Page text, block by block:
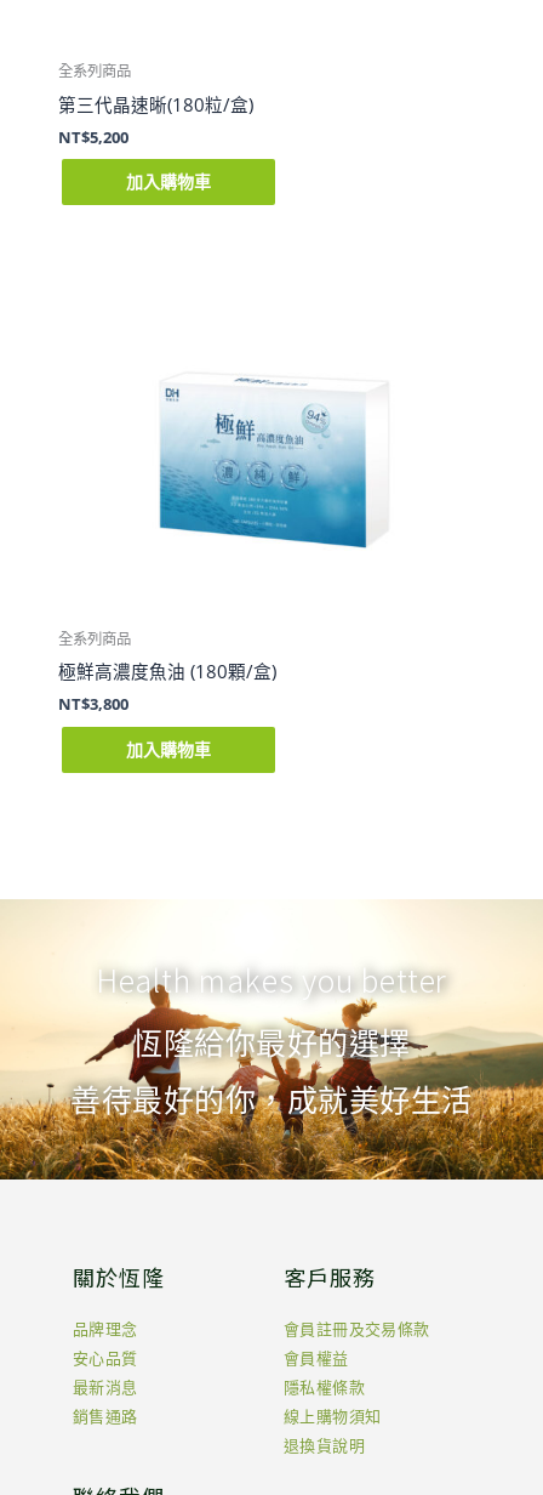
全系列商品
第三代晶速晰(180粒/盒)
NT$5,200
加入購物車
全系列商品
極鮮高濃度魚油 (180顆/盒)
NT$3,800
加入購物車
Health makes you better
恆隆給你最好的選擇
善待最好的你，成就美好生活
關於恆隆
品牌理念
安心品質
最新消息
銷售通路
客戶服務
會員註冊及交易條款
會員權益
隱私權條款
線上購物須知
退換貨說明